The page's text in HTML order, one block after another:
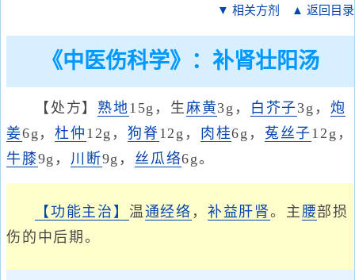
▼ 相关方剂 ▲ 返回目录
《中医伤科学》：补肾壮阳汤
【处方】 熟地15g，生麻黄3g， 白芥子3g， 炮
姜6g，杜仲 12g， 狗脊12g， 肉桂6g， 菟丝子12g，
牛膝9g， 川断9g， 丝瓜络6g。
【功能主治】 温 通经络 ， 补益肝肾。主腰部损
伤的中后期。